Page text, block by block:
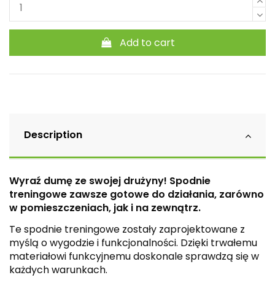
Add to cart
Description
Wyraź dumę ze swojej drużyny! Spodnie
treningowe zawsze gotowe do działania, zarówno
w pomieszczeniach, jak i na zewnątrz.
Te spodnie treningowe zostały zaprojektowane z
myślą o wygodzie i funkcjonalności. Dzięki trwałemu
materiałowi funkcyjnemu doskonale sprawdzą się w
każdych warunkach.